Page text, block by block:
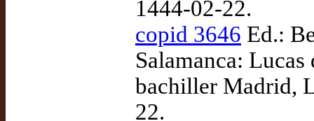
1444-02-22.
copid 3646 Ed.:
Salamanca:
bachiller Madrid,
22.